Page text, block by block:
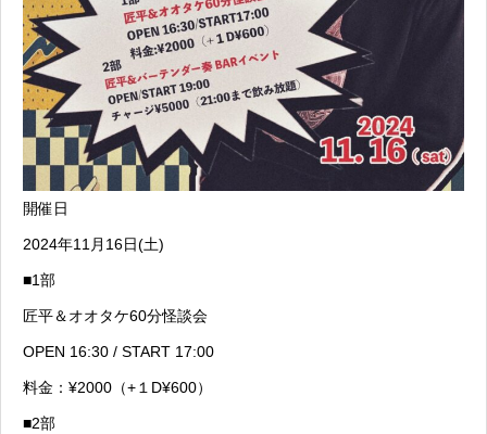
開催日
2024年11月16日(土)
■1部
匠平＆オオタケ60分怪談会
OPEN 16:30 / START 17:00
料金：¥2000（+１D¥600）
■2部